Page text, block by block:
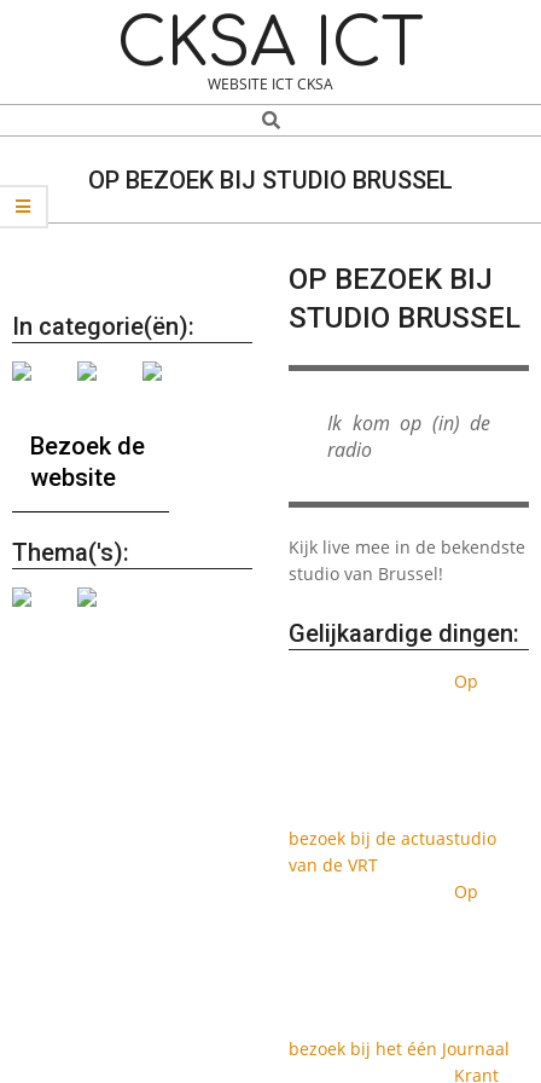
CKSA ICT
WEBSITE ICT CKSA
Search
OP BEZOEK BIJ STUDIO BRUSSEL
In categorie(ën):
Bezoek de
website
Thema('s):
OP BEZOEK BIJ
STUDIO BRUSSEL
Ik kom op (in) de
radio
Kijk live mee in de bekendste
studio van Brussel!
Gelijkaardige dingen:
Op
bezoek bij de actuastudio
van de VRT
Op
bezoek bij het één Journaal
Krant